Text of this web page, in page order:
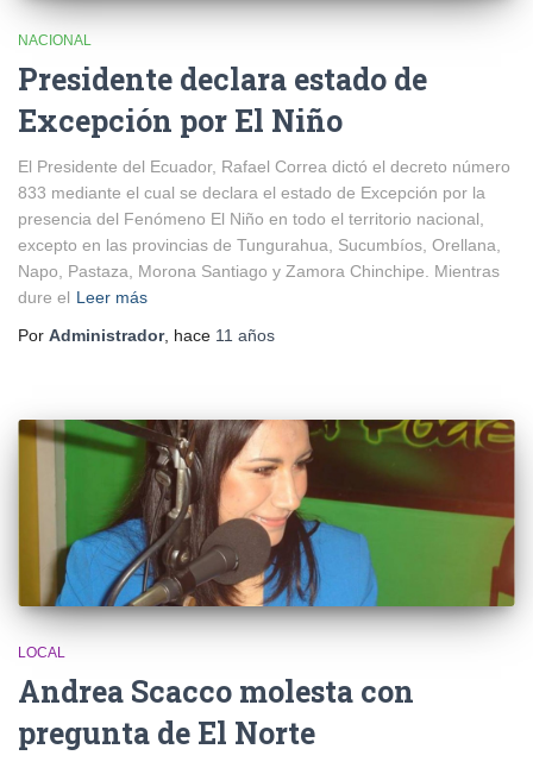
NACIONAL
Presidente declara estado de
Excepción por El Niño
El Presidente del Ecuador, Rafael Correa dictó el decreto número
833 mediante el cual se declara el estado de Excepción por la
presencia del Fenómeno El Niño en todo el territorio nacional,
excepto en las provincias de Tungurahua, Sucumbíos, Orellana,
Napo, Pastaza, Morona Santiago y Zamora Chinchipe. Mientras
dure el Leer más
Por Administrador, hace 11 años
LOCAL
Andrea Scacco molesta con
pregunta de El Norte